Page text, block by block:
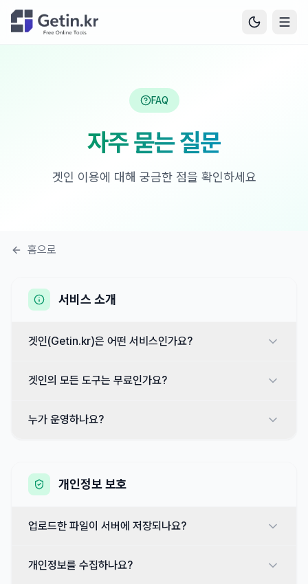
FAQ
자주 묻는 질문
겟인 이용에 대해 궁금한 점을 확인하세요
홈으로
서비스 소개
겟인(Getin.kr)은 어떤 서비스인가요?
겟인의 모든 도구는 무료인가요?
누가 운영하나요?
개인정보 보호
업로드한 파일이 서버에 저장되나요?
개인정보를 수집하나요?